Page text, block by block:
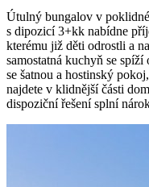
Útulný bungalov v
s dipozicí 3+kk nabídne
kterému již děti odrostli a
samostatná kuchyň se
se šatnou a hostinský
najdete v klidnější části
dispoziční řešení splní